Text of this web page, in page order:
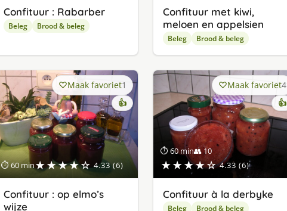
Confituur : Rabarber
Beleg Brood & beleg
Confituur met kiwi,
meloen en appelsien
Beleg Brood & beleg
⏱ 60 min★★★★☆ 4.33 (6)
Maak favoriet1
👍
Confituur : op elmo’s
wijze
⏱ 60 min👥 10
★★★★☆ 4.33 (6)
Maak favoriet4
👍
Confituur à la derbyke
Beleg Brood & beleg